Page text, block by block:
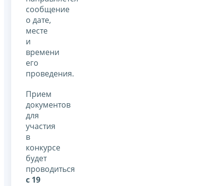
сообщение
о дате,
месте
и
времени
его
проведения.
Прием
документов
для
участия
в
конкурсе
будет
проводиться
с 19